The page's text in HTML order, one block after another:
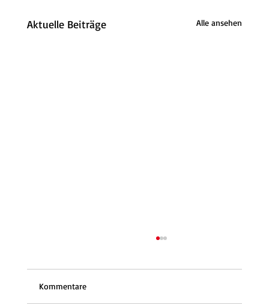
Aktuelle Beiträge Alle ansehen
Kommentare